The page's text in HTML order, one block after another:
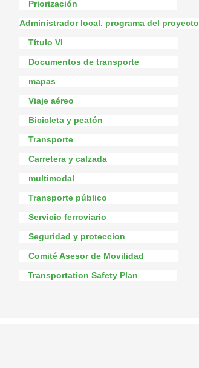
Priorización
Administrador local. programa del proyecto
Título VI
Documentos de transporte
mapas
Viaje aéreo
Bicicleta y peatón
Transporte
Carretera y calzada
multimodal
Transporte público
Servicio ferroviario
Seguridad y proteccion
Comité Asesor de Movilidad
Transportation Safety Plan